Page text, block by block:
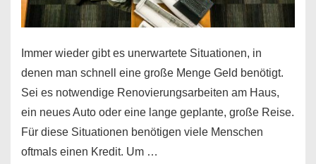
Immer wieder gibt es unerwartete Situationen, in
denen man schnell eine große Menge Geld benötigt.
Sei es notwendige Renovierungsarbeiten am Haus,
ein neues Auto oder eine lange geplante, große Reise.
Für diese Situationen benötigen viele Menschen
oftmals einen Kredit. Um …